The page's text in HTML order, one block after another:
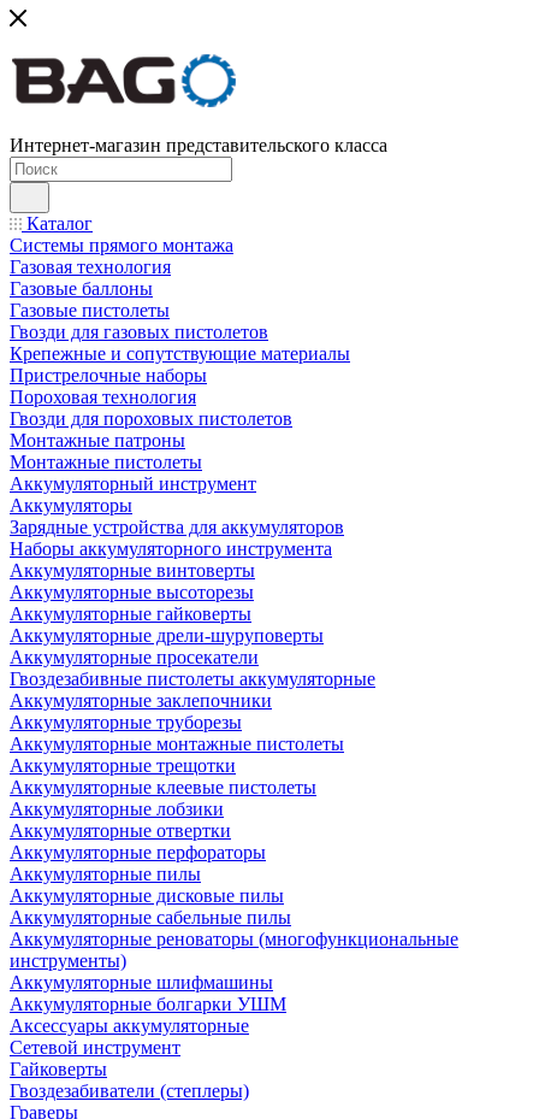
Интернет-магазин представительского класса
Каталог
Системы прямого монтажа
Газовая технология
Газовые баллоны
Газовые пистолеты
Гвозди для газовых пистолетов
Крепежные и сопутствующие материалы
Пристрелочные наборы
Пороховая технология
Гвозди для пороховых пистолетов
Монтажные патроны
Монтажные пистолеты
Аккумуляторный инструмент
Аккумуляторы
Зарядные устройства для аккумуляторов
Наборы аккумуляторного инструмента
Аккумуляторные винтоверты
Аккумуляторные высоторезы
Аккумуляторные гайковерты
Аккумуляторные дрели-шуруповерты
Аккумуляторные просекатели
Гвоздезабивные пистолеты аккумуляторные
Аккумуляторные заклепочники
Аккумуляторные труборезы
Аккумуляторные монтажные пистолеты
Аккумуляторные трещотки
Аккумуляторные клеевые пистолеты
Аккумуляторные лобзики
Аккумуляторные отвертки
Аккумуляторные перфораторы
Аккумуляторные пилы
Аккумуляторные дисковые пилы
Аккумуляторные сабельные пилы
Аккумуляторные реноваторы (многофункциональные
инструменты)
Аккумуляторные шлифмашины
Аккумуляторные болгарки УШМ
Аксессуары аккумуляторные
Сетевой инструмент
Гайковерты
Гвоздезабиватели (степлеры)
Граверы